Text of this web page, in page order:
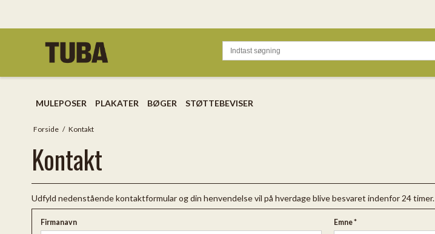
MULEPOSER PLAKATER BØGER STØTTEBEVISER
Forside / Kontakt
Kontakt
Udfyld nedenstående kontaktformular og din henvendelse vil på hverdage blive besvaret indenfor 24 timer.
Firmanavn Emne*